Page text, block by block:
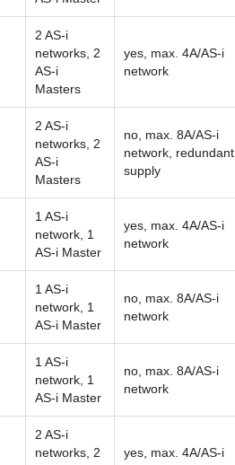
2 AS-i
networks, 2
AS-i
Masters
yes, max. 4A/AS-i
network
2 AS-i
networks, 2
AS-i
Masters
no, max. 8A/AS-i
network, redundant
supply
1 AS-i
network, 1
AS-i Master
yes, max. 4A/AS-i
network
1 AS-i
network, 1
AS-i Master
no, max. 8A/AS-i
network
1 AS-i
network, 1
AS-i Master
no, max. 8A/AS-i
network
2 AS-i
networks, 2
yes, max. 4A/AS-i